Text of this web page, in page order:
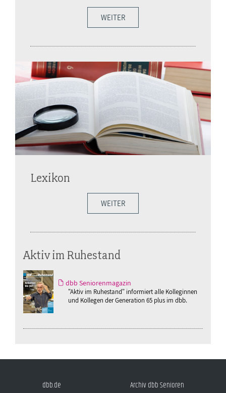
WEITER
Lexikon
WEITER
Aktiv im Ruhestand
dbb Seniorenmagazin
"Aktiv im Ruhestand" informiert alle Kolleginnen
und Kollegen der Generation 65 plus im dbb.
dbb.de Archiv dbb Senioren